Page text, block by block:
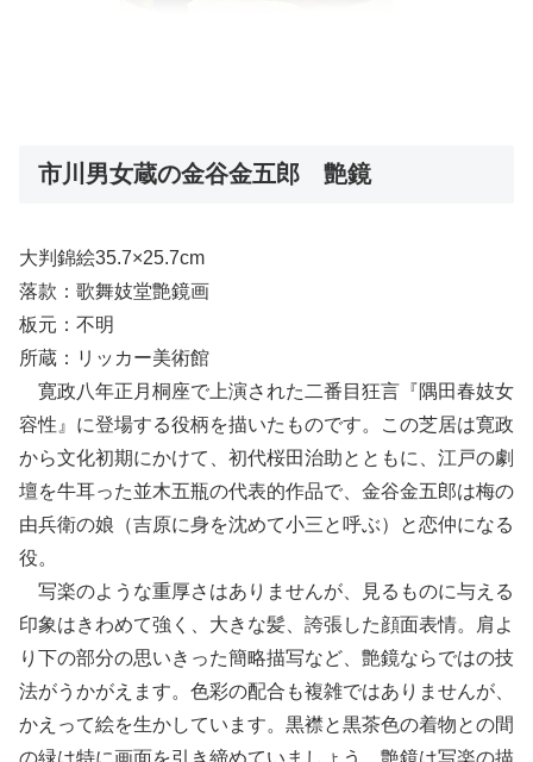
市川男女蔵の金谷金五郎 艶鏡
大判錦絵35.7×25.7cm
落款：歌舞妓堂艶鏡画
板元：不明
所蔵：リッカー美術館
寛政八年正月桐座で上演された二番目狂言『隅田春妓女
容性』に登場する役柄を描いたものです。この芝居は寛政
から文化初期にかけて、初代桜田治助とともに、江戸の劇
壇を牛耳った並木五瓶の代表的作品で、金谷金五郎は梅の
由兵衛の娘（吉原に身を沈めて小三と呼ぶ）と恋仲になる
役。
写楽のような重厚さはありませんが、見るものに与える
印象はきわめて強く、大きな髪、誇張した顔面表情。肩よ
り下の部分の思いきった簡略描写など、艶鏡ならではの技
法がうかがえます。色彩の配合も複雑ではありませんが、
かえって絵を生かしています。黒襟と黒茶色の着物との間